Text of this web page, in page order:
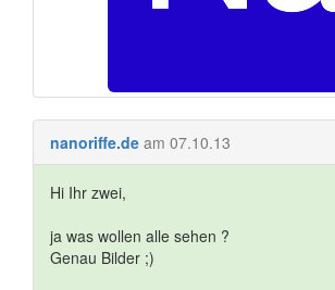
nanoriffe.de am 07.10.13
Hi Ihr zwei,
ja was wollen alle sehen ?
Genau Bilder ;)